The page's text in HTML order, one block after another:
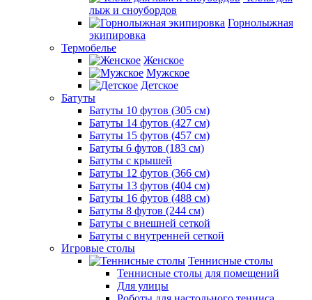
лыж и сноубордов
Горнолыжная
экипировка
Термобелье
Женское
Мужское
Детское
Батуты
Батуты 10 футов (305 см)
Батуты 14 футов (427 см)
Батуты 15 футов (457 см)
Батуты 6 футов (183 см)
Батуты с крышей
Батуты 12 футов (366 см)
Батуты 13 футов (404 см)
Батуты 16 футов (488 см)
Батуты 8 футов (244 см)
Батуты с внешней сеткой
Батуты с внутренней сеткой
Игровые столы
Теннисные столы
Теннисные столы для помещений
Для улицы